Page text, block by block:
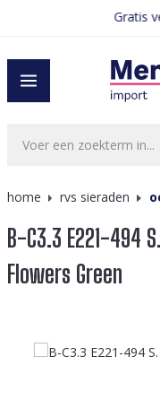
Gratis
home rvs sieraden
B-C3.3 E221-494
Flowers Green
Afbeeldingengalerij